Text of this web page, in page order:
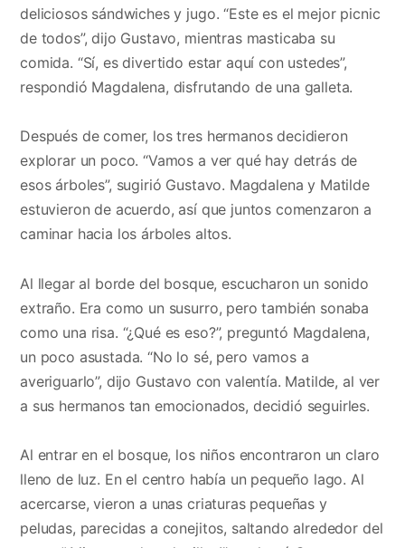
deliciosos sándwiches y jugo. “Este es el mejor picnic
de todos”, dijo Gustavo, mientras masticaba su
comida. “Sí, es divertido estar aquí con ustedes”,
respondió Magdalena, disfrutando de una galleta.
Después de comer, los tres hermanos decidieron
explorar un poco. “Vamos a ver qué hay detrás de
esos árboles”, sugirió Gustavo. Magdalena y Matilde
estuvieron de acuerdo, así que juntos comenzaron a
caminar hacia los árboles altos.
Al llegar al borde del bosque, escucharon un sonido
extraño. Era como un susurro, pero también sonaba
como una risa. “¿Qué es eso?”, preguntó Magdalena,
un poco asustada. “No lo sé, pero vamos a
averiguarlo”, dijo Gustavo con valentía. Matilde, al ver
a sus hermanos tan emocionados, decidió seguirles.
Al entrar en el bosque, los niños encontraron un claro
lleno de luz. En el centro había un pequeño lago. Al
acercarse, vieron a unas criaturas pequeñas y
peludas, parecidas a conejitos, saltando alrededor del